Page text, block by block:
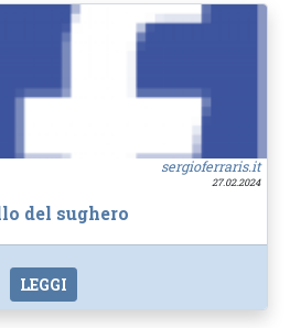
sergioferraris.it
27.02.2024
del sughero
LEGGI